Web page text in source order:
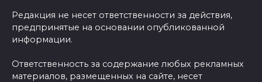
Редакция не несет ответственности за действия,
предпринятые на основании опубликованной
информации.
Ответственность за содержание любых рекламных
материалов, размещенных на сайте, несет